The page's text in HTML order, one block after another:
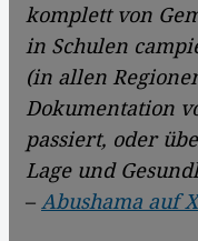
komplett von
in Schulen
(in allen
Dokumentation
passiert, oder
Lage und
– Abushama auf X